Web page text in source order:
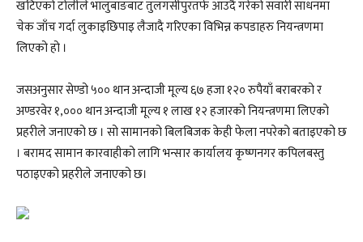
खटिएको टोलीले भालुबाङबाट तुलगसीपुरतर्फ आउँदै गरेको सवारी साधनमा
चेक जाँच गर्दा लुकाइछिपाइ लैजादै गरिएका विभिन्न कपडाहरु नियन्त्रणमा
लिएको हो ।
जसअनुसार सेण्डो ५०० थान अन्दाजी मूल्य ६७ हजा १२० रुपैयाँ बराबरको र
अण्डरवेर १,००० थान अन्दाजी मूल्य १ लाख १२ हजारको नियन्त्रणमा लिएको
प्रहरीले जनाएको छ । सो सामानको बिलबिजक केही फेला नपरेको बताइएको छ
। बरामद सामान कारवाहीको लागि भन्सार कार्यालय कृष्णनगर कपिलबस्तु
पठाइएको प्रहरीले जनाएको छ।